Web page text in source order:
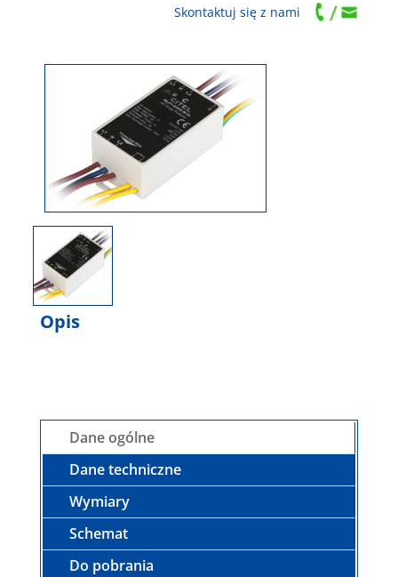
Skontaktuj się z nami
Opis
Dane ogólne
Dane techniczne
Wymiary
Schemat
Do pobrania